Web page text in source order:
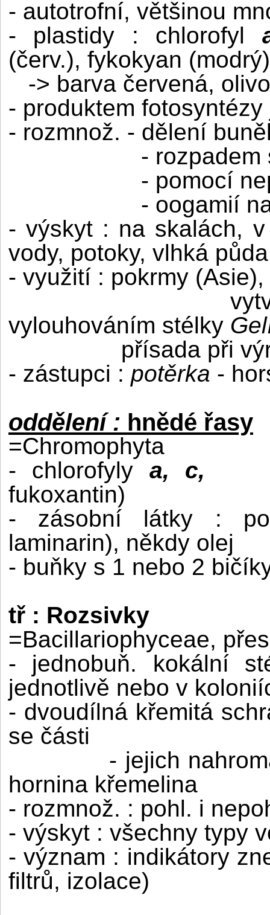
- autotrofní, většinou
- plastidy : chlorofyl
(červ.), fykokyan
-> barva červená,
- produktem
- rozmnož. - dělení
- rozpadem
- pomocí
- oogamií
- výskyt : na skalách,
vody, potoky, vlhká půda
- využití : pokrmy
vylouhováním stélky
přísada při
- zástupci : potěrka -
oddělení : hnědé řasy
=Chromophyta
- chlorofyly a, c,
fukoxantin)
- zásobní látky :
laminarin), někdy olej
- buňky s 1 nebo 2
tř : Rozsivky
=Bacillariophyceae,
- jednobuň. kokální
jednotlivě nebo v
- dvoudílná křemitá
se části
- jejich
hornina křemelina
- rozmnož. : pohl. i
- výskyt : všechny typy
- význam : indikátory
filtrů, izolace)